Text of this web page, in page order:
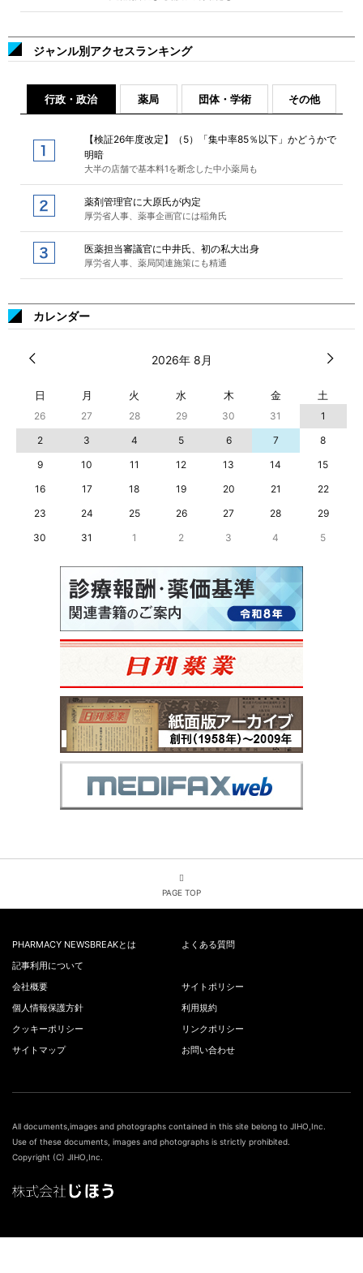
ジャンル別アクセスランキング
行政・政治 薬局 団体・学術 その他
【検証26年度改定】（5）「集中率85％以下」かどうかで
明暗
大半の店舗で基本料1を断念した中小薬局も
薬剤管理官に大原氏が内定
厚労省人事、薬事企画官には稲角氏
医薬担当審議官に中井氏、初の私大出身
厚労省人事、薬局関連施策にも精通
カレンダー
2026年 8月
日 月 火 水 木 金 土
26 27 28 29 30 31
1
2
3 4 5 6 7
8
9
10 11 12 13 14
15
16
17 18 19 20 21
22
23
24 25 26 27 28
29
30
31 1 2 3 4 5
PAGE TOP
PHARMACY NEWSBREAKとは
よくある質問
記事利用について
会社概要
サイトポリシー
個人情報保護方針
利用規約
クッキーポリシー
リンクポリシー
サイトマップ
お問い合わせ
All documents,images and photographs contained in this site belong to JIHO,Inc.
Use of these documents, images and photographs is strictly prohibited.
Copyright (C) JIHO,Inc.